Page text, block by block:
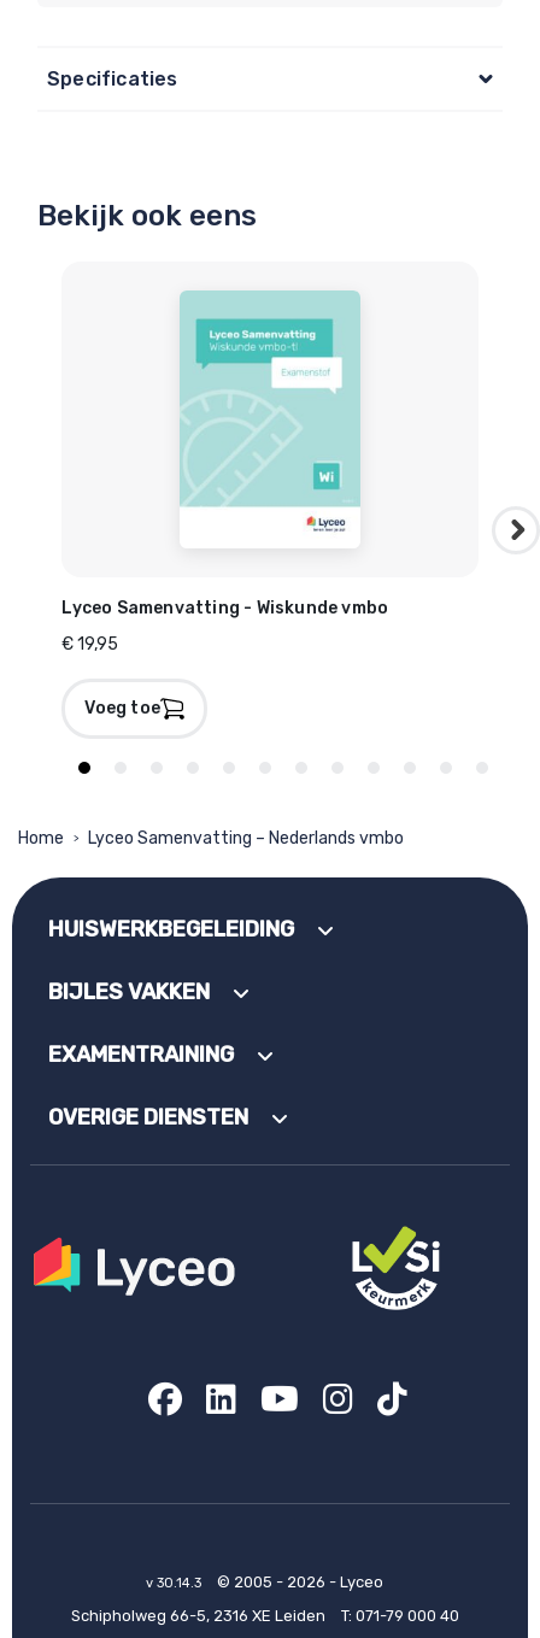
Specificaties
Bekijk ook eens
Lyceo Samenvatting - Wiskunde vmbo
€ 19,95
Voeg toe
Home > Lyceo Samenvatting – Nederlands vmbo
HUISWERKBEGELEIDING
BIJLES VAKKEN
EXAMENTRAINING
OVERIGE DIENSTEN
Facebook
LinkedIn
YouTube
Instagram
TikTok
v 30.14.3
© 2005 - 2026 - Lyceo
Schipholweg 66-5, 2316 XE Leiden
T: 071-79 000 40